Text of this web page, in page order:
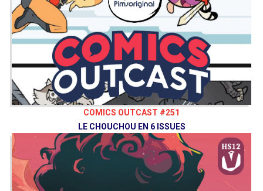
COMICS OUTCAST #251
LE CHOUCHOU EN 6 ISSUES